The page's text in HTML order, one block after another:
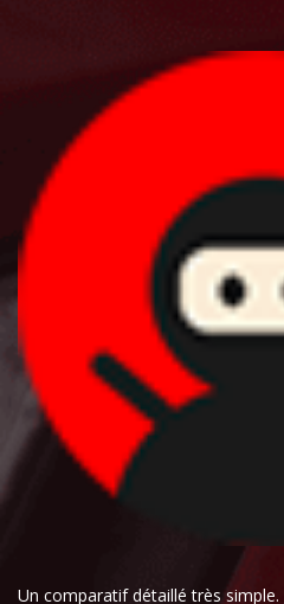
Un comparatif détaillé très simple.